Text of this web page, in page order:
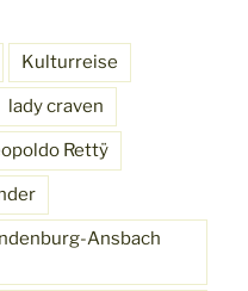
Kulturreise
lady craven
Rettÿ
Ansbach